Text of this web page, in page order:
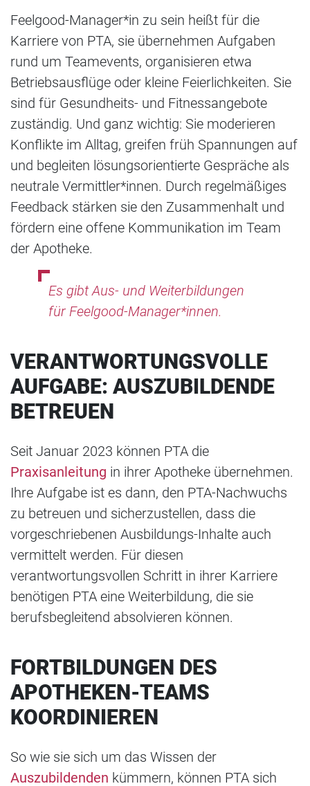
Feelgood-Manager*in zu sein heißt für die
Karriere von PTA, sie übernehmen Aufgaben
rund um Teamevents, organisieren etwa
Betriebsausflüge oder kleine Feierlichkeiten. Sie
sind für Gesundheits- und Fitnessangebote
zuständig. Und ganz wichtig: Sie moderieren
Konflikte im Alltag, greifen früh Spannungen auf
und begleiten lösungsorientierte Gespräche als
neutrale Vermittler*innen. Durch regelmäßiges
Feedback stärken sie den Zusammenhalt und
fördern eine offene Kommunikation im Team
der Apotheke.
Es gibt Aus- und Weiterbildungen
für Feelgood-Manager*innen.
VERANTWORTUNGSVOLLE
AUFGABE: AUSZUBILDENDE
BETREUEN
Seit Januar 2023 können PTA die
Praxisanleitung in ihrer Apotheke übernehmen.
Ihre Aufgabe ist es dann, den PTA-Nachwuchs
zu betreuen und sicherzustellen, dass die
vorgeschriebenen Ausbildungs-Inhalte auch
vermittelt werden. Für diesen
verantwortungsvollen Schritt in ihrer Karriere
benötigen PTA eine Weiterbildung, die sie
berufsbegleitend absolvieren können.
FORTBILDUNGEN DES
APOTHEKEN-TEAMS
KOORDINIEREN
So wie sie sich um das Wissen der
Auszubildenden kümmern, können PTA sich